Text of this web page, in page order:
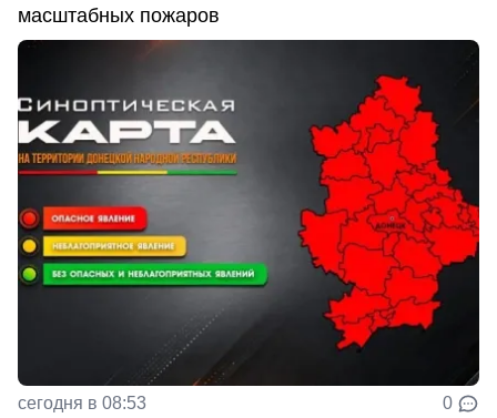
масштабных пожаров
сегодня в 08:53 0